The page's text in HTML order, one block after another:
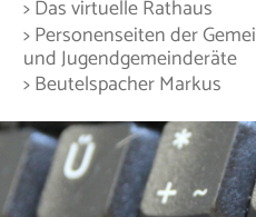
> Das virtuelle Rathaus
> Personenseiten der
und Jugendgemeinderäte
> Beutelspacher Markus